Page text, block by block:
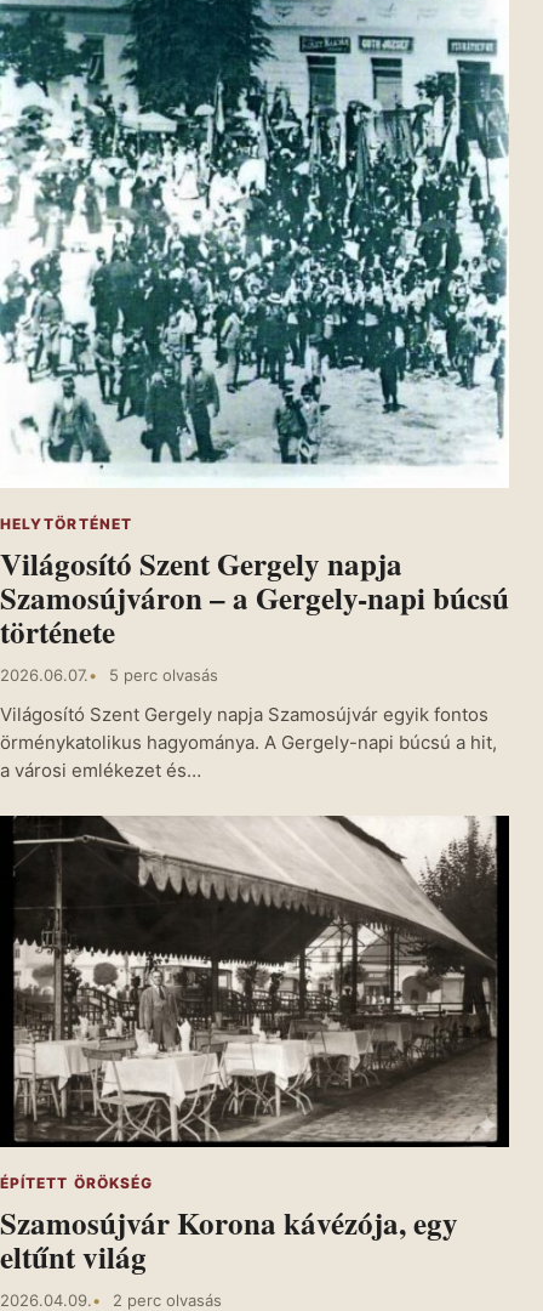
HELYTÖRTÉNET
Világosító Szent Gergely napja
Szamosújváron – a Gergely-napi búcsú
története
2026.06.07. 5 perc olvasás
Világosító Szent Gergely napja Szamosújvár egyik fontos
örménykatolikus hagyománya. A Gergely-napi búcsú a hit,
a városi emlékezet és…
ÉPÍTETT ÖRÖKSÉG
Szamosújvár Korona kávézója, egy
eltűnt világ
2026.04.09. 2 perc olvasás